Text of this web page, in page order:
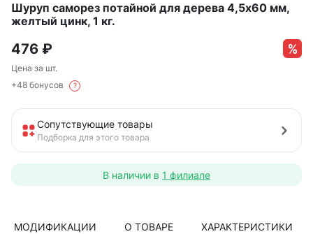
Шуруп саморез потайной для дерева 4,5х60 мм,
желтый цинк, 1 кг.
476 ₽
Цена за шт.
+48 бонусов
?
Сопутствующие товары
Подборка для этого товара
В наличии в 1 филиале
МОДИФИКАЦИИ О ТОВАРЕ ХАРАКТЕРИСТИКИ